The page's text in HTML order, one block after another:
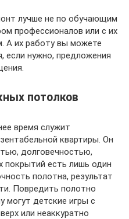
лучше не по обучающим
профессионалов или с их
А их работу вы можете
если нужно, предложения
потолков
время служит
квартиры. Он
долговечностью,
покрытий есть лишь один
полотна, результат
Повредить полотно
могут детские игры с
или неаккуратно